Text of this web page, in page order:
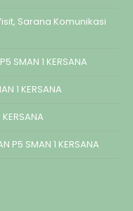
Sarana Komunikasi
SMAN 1 KERSANA
1 KERSANA
P5 SMAN 1 KERSANA